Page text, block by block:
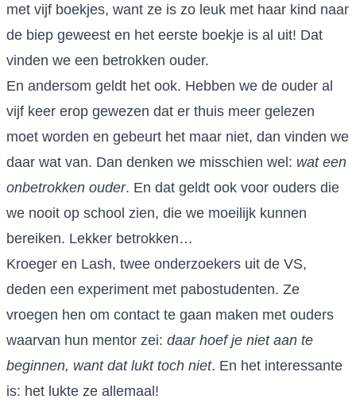
met vijf boekjes, want ze is zo leuk met haar kind naar
de biep geweest en het eerste boekje is al uit! Dat
vinden we een betrokken ouder.
En andersom geldt het ook. Hebben we de ouder al
vijf keer erop gewezen dat er thuis meer gelezen
moet worden en gebeurt het maar niet, dan vinden we
daar wat van. Dan denken we misschien wel: wat een
onbetrokken ouder. En dat geldt ook voor ouders die
we nooit op school zien, die we moeilijk kunnen
bereiken. Lekker betrokken…
Kroeger en Lash, twee onderzoekers uit de VS,
deden een experiment met pabostudenten. Ze
vroegen hen om contact te gaan maken met ouders
waarvan hun mentor zei: daar hoef je niet aan te
beginnen, want dat lukt toch niet. En het interessante
is: het lukte ze allemaal!